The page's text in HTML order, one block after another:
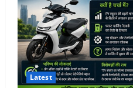
Latest